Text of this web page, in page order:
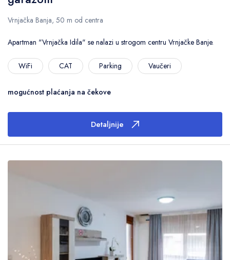
Vrnjačka Banja, 50 m od centra
Apartman "Vrnjačka Idila" se nalazi u strogom centru Vrnjačke Banje.
WiFi CAT Parking Vaučeri
mogućnost plaćanja na čekove
Detaljnije